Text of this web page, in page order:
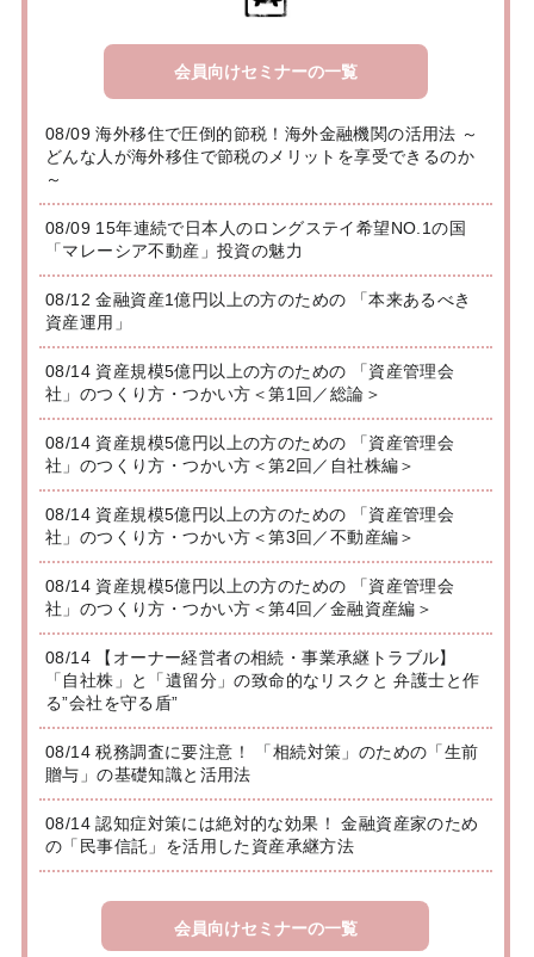
会員向けセミナーの一覧
08/09 海外移住で圧倒的節税！海外金融機関の活用法 ～
どんな人が海外移住で節税のメリットを享受できるのか
～
08/09 15年連続で日本人のロングステイ希望NO.1の国
「マレーシア不動産」投資の魅力
08/12 金融資産1億円以上の方のための 「本来あるべき
資産運用」
08/14 資産規模5億円以上の方のための 「資産管理会
社」のつくり方・つかい方＜第1回／総論＞
08/14 資産規模5億円以上の方のための 「資産管理会
社」のつくり方・つかい方＜第2回／自社株編＞
08/14 資産規模5億円以上の方のための 「資産管理会
社」のつくり方・つかい方＜第3回／不動産編＞
08/14 資産規模5億円以上の方のための 「資産管理会
社」のつくり方・つかい方＜第4回／金融資産編＞
08/14 【オーナー経営者の相続・事業承継トラブル】
「自社株」と「遺留分」の致命的なリスクと 弁護士と作
る”会社を守る盾”
08/14 税務調査に要注意！ 「相続対策」のための「生前
贈与」の基礎知識と活用法
08/14 認知症対策には絶対的な効果！ 金融資産家のため
の「民事信託」を活用した資産承継方法
会員向けセミナーの一覧